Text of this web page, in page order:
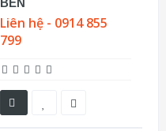
BEN
Liên hệ - 0914 855
799